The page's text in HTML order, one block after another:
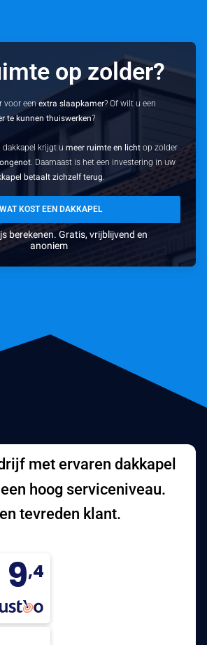
op zolder?
voor eenextra slaapkamer? Of wilt u een
te kunnen thuiswerken?
dakkapel krijgt umeer ruimte en licht op zolder
. Daarnaast is het een investering in uw
betaalt zichzelf terug.
WAT KOST EEN DAKKAPEL
berekenen. Gratis, vrijblijvend en
anoniem
met ervaren dakkapel
hoog serviceniveau.
tevreden klant.
9,4